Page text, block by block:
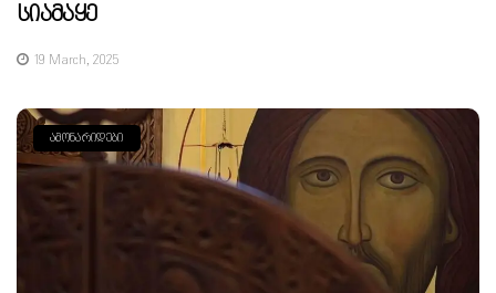
Სიამაყე
19 March, 2025
ᲐᲛᲝᲜᲐᲠᲘᲓᲔᲑᲘ